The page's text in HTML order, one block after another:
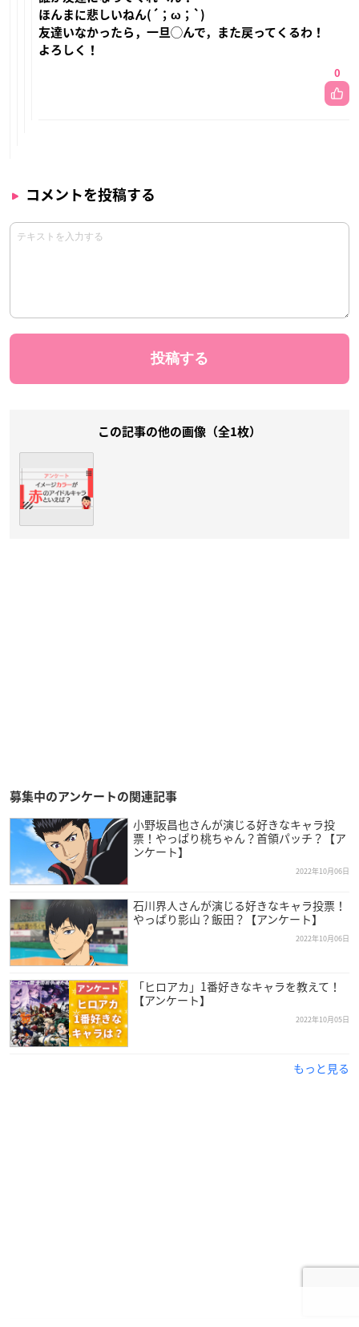
ほんまに悲しいねん(´；ω；`)
友達いなかったら，一旦◯んで，また戻ってくるわ！
よろしく！
0
コメントを投稿する
この記事の他の画像（全1枚）
募集中のアンケートの関連記事
小野坂昌也さんが演じる好きなキャラ投
票！やっぱり桃ちゃん？首領パッチ？【ア
ンケート】
2022年10月06日
石川界人さんが演じる好きなキャラ投票！
やっぱり影山？飯田？【アンケート】
2022年10月06日
「ヒロアカ」1番好きなキャラを教えて！
【アンケート】
2022年10月05日
もっと見る